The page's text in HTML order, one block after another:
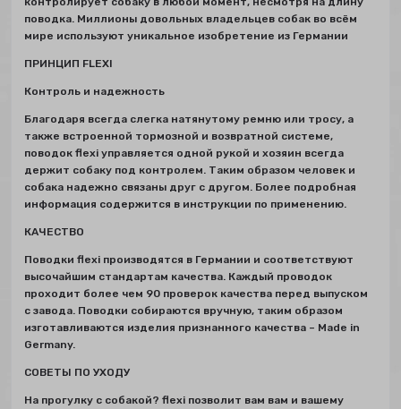
поводка. Миллионы довольных владельцев собак во всём
мире используют уникальное изобретение из Германии
ПРИНЦИП FLEXI
Контроль и надежность
Благодаря всегда слегка натянутому ремню или тросу, а
также встроенной тормозной и возвратной системе,
поводок flexi управляется одной рукой и хозяин всегда
держит собаку под контролем. Таким образом человек и
собака надежно связаны друг с другом. Более подробная
информация содержится в инструкции по применению.
КАЧЕСТВО
Поводки flexi производятся в Германии и соответствуют
высочайшим стандартам качества. Каждый проводок
проходит более чем 90 проверок качества перед выпуском
с завода. Поводки собираются вручную, таким образом
изготавливаются изделия признанного качества – Made in
Germany.
СОВЕТЫ ПО УХОДУ
Hа прогулку с собакой? flexi позволит вам вам и вашему